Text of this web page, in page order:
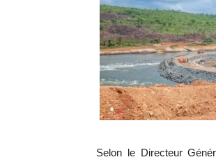
Selon le Directeur